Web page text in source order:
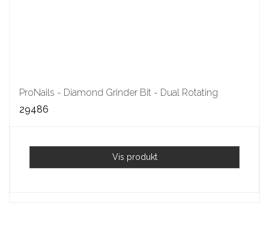
ProNails - Diamond Grinder Bit - Dual Rotating
29486
Vis produkt